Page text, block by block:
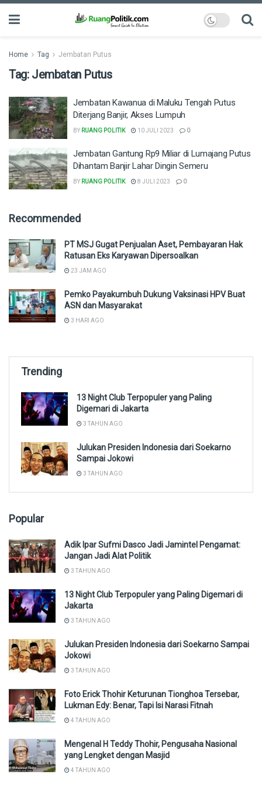
Home Tag Jembatan Putus
Tag: Jembatan Putus
Jembatan Kawanua di Maluku Tengah Putus
Diterjang Banjir, Akses Lumpuh
BY RUANG POLITIK 10 JULI 2023 0
Jembatan Gantung Rp9 Miliar di Lumajang Putus
Dihantam Banjir Lahar Dingin Semeru
BY RUANG POLITIK 8 JULI 2023 0
Recommended
PT MSJ Gugat Penjualan Aset, Pembayaran Hak
Ratusan Eks Karyawan Dipersoalkan
23 JAM AGO
Pemko Payakumbuh Dukung Vaksinasi HPV Buat
ASN dan Masyarakat
3 HARI AGO
Trending
13 Night Club Terpopuler yang Paling
Digemari di Jakarta
3 TAHUN AGO
Julukan Presiden Indonesia dari Soekarno
Sampai Jokowi
3 TAHUN AGO
Popular
Adik Ipar Sufmi Dasco Jadi Jamintel Pengamat:
Jangan Jadi Alat Politik
3 TAHUN AGO
13 Night Club Terpopuler yang Paling Digemari di
Jakarta
3 TAHUN AGO
Julukan Presiden Indonesia dari Soekarno Sampai
Jokowi
3 TAHUN AGO
Foto Erick Thohir Keturunan Tionghoa Tersebar,
Lukman Edy: Benar, Tapi Isi Narasi Fitnah
4 TAHUN AGO
Mengenal H Teddy Thohir, Pengusaha Nasional
yang Lengket dengan Masjid
4 TAHUN AGO